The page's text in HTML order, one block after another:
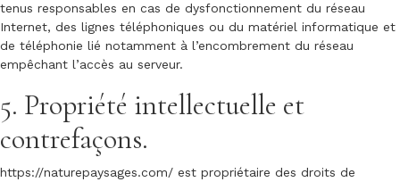
tenus responsables en cas de dysfonctionnement du réseau
Internet, des lignes téléphoniques ou du matériel informatique et
de téléphonie lié notamment à l’encombrement du réseau
empêchant l’accès au serveur.
5. Propriété intellectuelle et
contrefaçons.
https://naturepaysages.com/ est propriétaire des droits de